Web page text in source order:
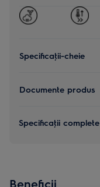
Specificaţii-cheie
Documente produs
Specificaţii complete
Beneficii